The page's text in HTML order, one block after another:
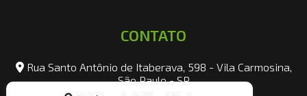
CONTATO
Rua Santo Antônio de Itaberava, 598 - Vila Carmosina,
São Paulo - SP